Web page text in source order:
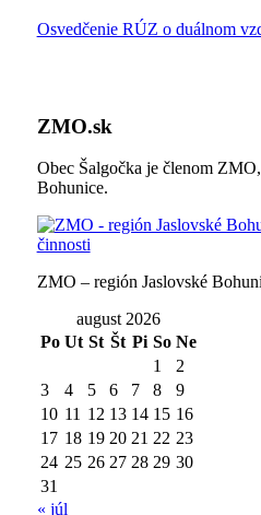
Osvedčenie RÚZ o duálnom
ZMO.sk
Obec Šalgočka je členom
Bohunice.
ZMO – región Jaslovské
august 2026
Po Ut St Št Pi So Ne
1
2
3
4 5 6 7 8
9
10 11 12 13 14 15 16
17 18 19 20 21 22 23
24 25 26 27 28 29 30
31
« júl